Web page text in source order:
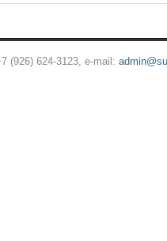
(926) 624-3123, e-mail: